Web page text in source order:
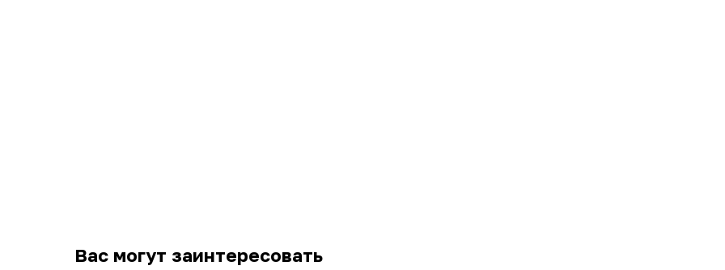
Вас могут заинтересовать